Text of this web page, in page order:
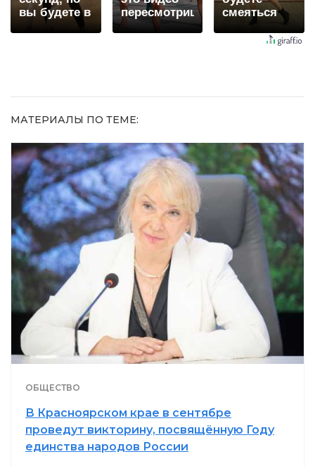
вы будете в
шоке от
пересмотришь
не раз
смеяться
МАТЕРИАЛЫ ПО ТЕМЕ:
ОБЩЕСТВО
В Красноярском крае в сентябре
проведут викторину, посвящённую Году
единства народов России